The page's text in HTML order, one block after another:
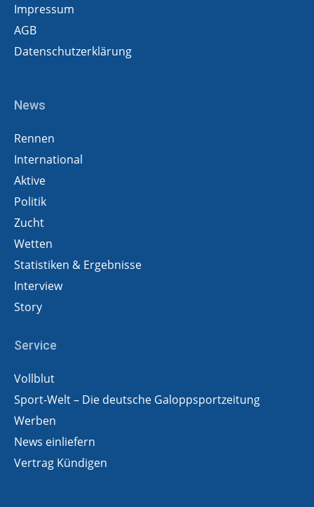
Impressum
AGB
Datenschutzerklärung
News
Rennen
International
Aktive
Politik
Zucht
Wetten
Statistiken & Ergebnisse
Interview
Story
Service
Vollblut
Sport-Welt – Die deutsche Galoppsportzeitung
Werben
News einliefern
Vertrag Kündigen